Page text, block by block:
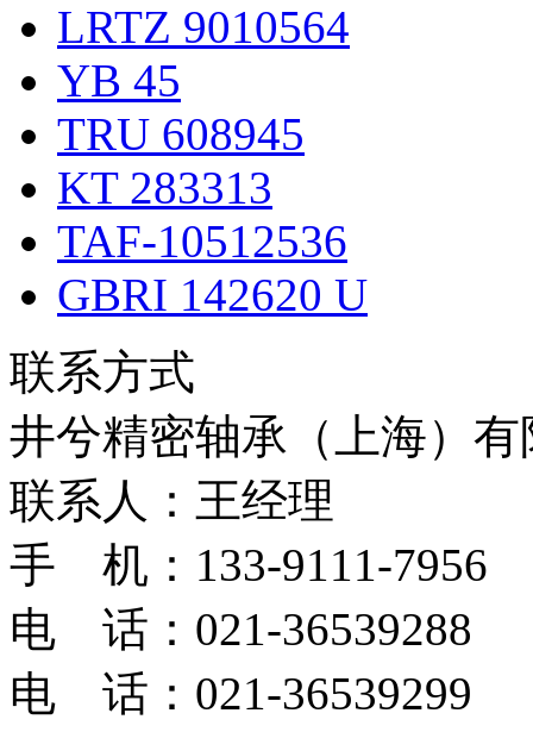
LRTZ 9010564
YB 45
TRU 608945
KT 283313
TAF-10512536
GBRI 142620 U
联系方式
井兮精密轴承（上海）有
联系人：王经理
手 机：133-9111-7956
电 话：021-36539288
电 话：021-36539299